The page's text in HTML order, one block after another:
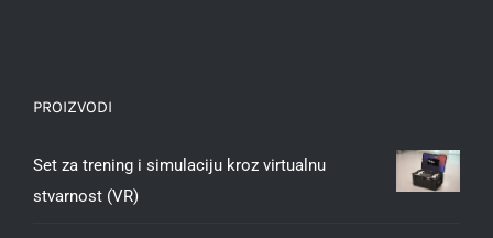
PROIZVODI
Set za trening i simulaciju kroz virtualnu
stvarnost (VR)